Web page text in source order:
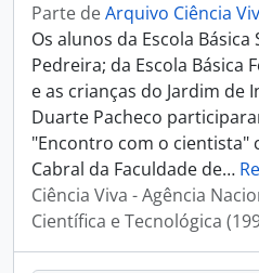
Parte deArquivo Ciência
Os alunos da Escola Básica
Pedreira; da Escola Básica
e as crianças do Jardim de
Duarte Pacheco
"Encontro com o cientista"
Cabral da Faculdade de…
Ciência Viva - Agência
Científica e Tecnológica